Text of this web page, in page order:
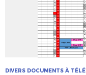
DIVERS DOCUMENTS À